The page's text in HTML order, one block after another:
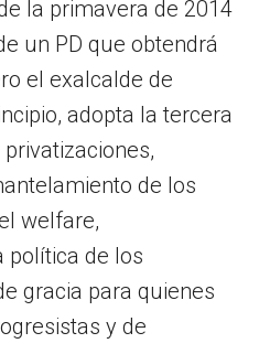
la primavera de 2014
un PD que obtendrá
el exalcalde de
adopta la tercera
de los
welfare,
política de los
gracia para quienes
y de